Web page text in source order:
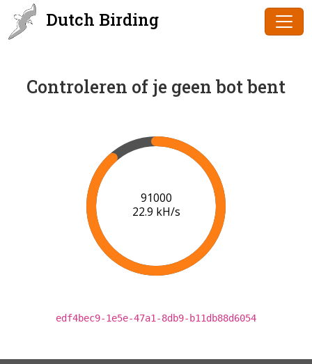
Dutch Birding
Controleren of je geen bot bent
91000
22.9 kH/s
edf4bec9-1e5e-47a1-8db9-b11db88d6054